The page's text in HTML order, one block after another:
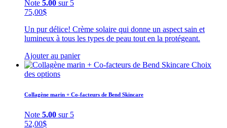
Note 5.00 sur 5
75,00$
Un pur délice! Crème solaire qui donne un aspect sain et
lumineux à tous les types de peau tout en la protégeant.
Ajouter au panier
Choix
des options
Collagène marin + Co-facteurs de Bend Skincare
Note 5.00 sur 5
52,00$